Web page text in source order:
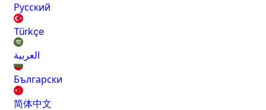
Русский
Türkçe
العربية
Български
简体中文